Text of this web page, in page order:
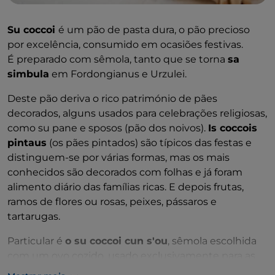
Su coccoi é um pão de pasta dura, o pão precioso
por excelência, consumido em ocasiões festivas.
É preparado com sêmola, tanto que se torna sa
simbula em Fordongianus e Urzulei.
Deste pão deriva o rico património de pães
decorados, alguns usados para celebrações religiosas,
como su pane e sposos (pão dos noivos). Is coccois
pintaus (os pães pintados) são típicos das festas e
distinguem-se por várias formas, mas os mais
conhecidos são decorados com folhas e já foram
alimento diário das famílias ricas. E depois frutas,
ramos de flores ou rosas, peixes, pássaros e
tartarugas.
Particular é o su coccoi cun s'ou, sêmola escolhida
festividades da Páscoa. Sa coccoi prena, o pão de